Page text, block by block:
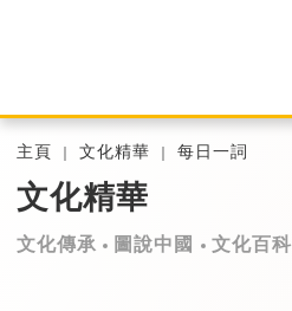
主頁 文化精華 每日一詞
文化精華
文化傳承 圖說中國 文化百科